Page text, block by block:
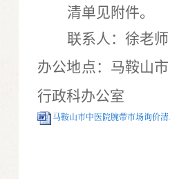
清单见附件。
联系人：徐老师
办公地点：马鞍山
行政科办公室
马鞍山市中医院腕带市场询价